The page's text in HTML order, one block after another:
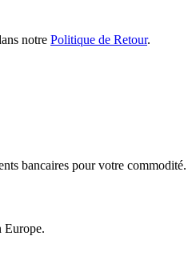
notre Politique de Retour.
bancaires pour votre commodité.
Europe.